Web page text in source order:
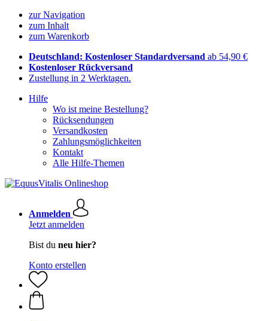
zur Navigation
zum Inhalt
zum Warenkorb
Deutschland: Kostenloser Standardversand ab 54,90 €
Kostenloser Rückversand
Zustellung in 2 Werktagen.
Hilfe
Wo ist meine Bestellung?
Rücksendungen
Versandkosten
Zahlungsmöglichkeiten
Kontakt
Alle Hilfe-Themen
Anmelden
Jetzt anmelden
Bist du neu hier?
Konto erstellen